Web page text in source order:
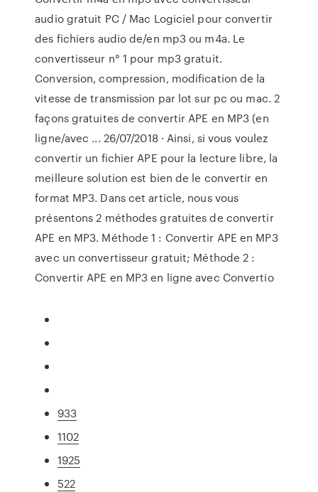
audio gratuit PC / Mac Logiciel pour convertir
des fichiers audio de/en mp3 ou m4a. Le
convertisseur n° 1 pour mp3 gratuit.
Conversion, compression, modification de la
vitesse de transmission par lot sur pc ou mac. 2
façons gratuites de convertir APE en MP3 (en
ligne/avec ... 26/07/2018 · Ainsi, si vous voulez
convertir un fichier APE pour la lecture libre, la
meilleure solution est bien de le convertir en
format MP3. Dans cet article, nous vous
présentons 2 méthodes gratuites de convertir
APE en MP3. Méthode 1 : Convertir APE en MP3
avec un convertisseur gratuit; Méthode 2 :
Convertir APE en MP3 en ligne avec Convertio
933
1102
1925
522